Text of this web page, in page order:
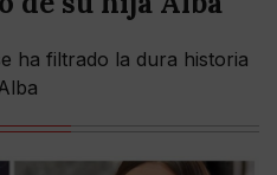
ha filtrado la dura historia